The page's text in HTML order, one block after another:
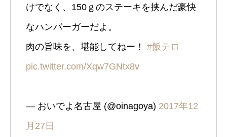
けでなく、150ｇのステーキを挟んだ豪快
なハンバーガーだよ。
肉の旨味を、堪能してねー！ #飯テロ
pic.twitter.com/Xqw7GNtx8v
— おいでよ名古屋 (@oinagoya) 2017年12
月27日